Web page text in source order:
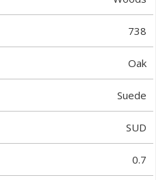
738
Oak
Suede
SUD
0.7